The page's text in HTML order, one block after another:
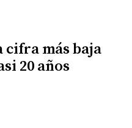
cifra más baja
20 años